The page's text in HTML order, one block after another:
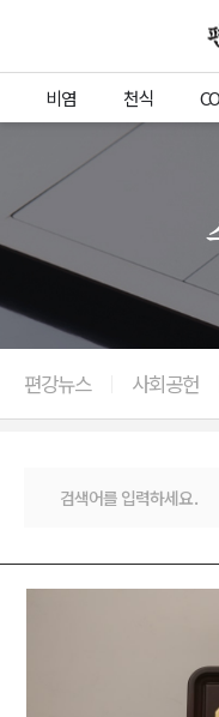
비염 천식
편강뉴스 사회공헌